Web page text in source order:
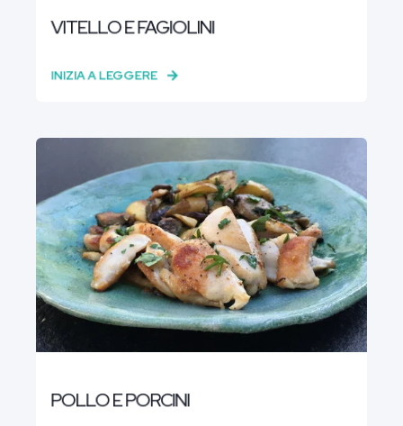
VITELLO E FAGIOLINI
INIZIA A LEGGERE
POLLO E PORCINI